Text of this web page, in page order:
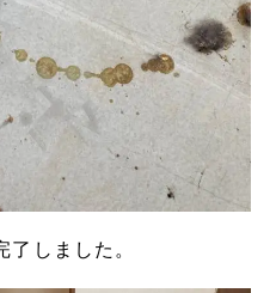
了しました。